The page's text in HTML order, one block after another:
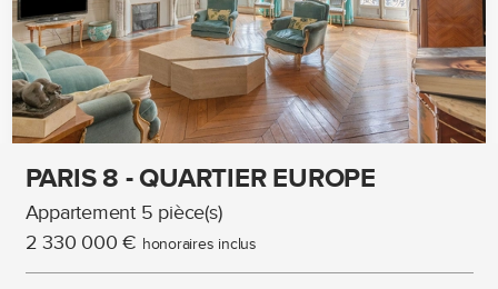
PARIS 8 - QUARTIER EUROPE
Appartement 5 pièce(s)
2 330 000 € honoraires inclus